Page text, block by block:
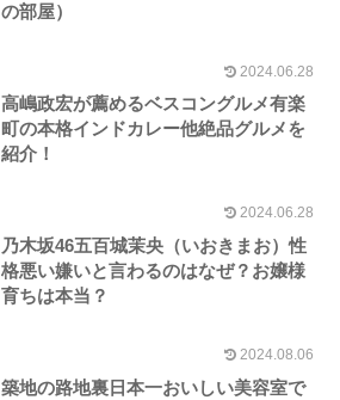
の部屋）
2024.06.28
高嶋政宏が薦めるベスコングルメ有楽
町の本格インドカレー他絶品グルメを
紹介！
2024.06.28
乃木坂46五百城茉央（いおきまお）性
格悪い嫌いと言わるのはなぜ？お嬢様
育ちは本当？
2024.08.06
築地の路地裏日本一おいしい美容室で